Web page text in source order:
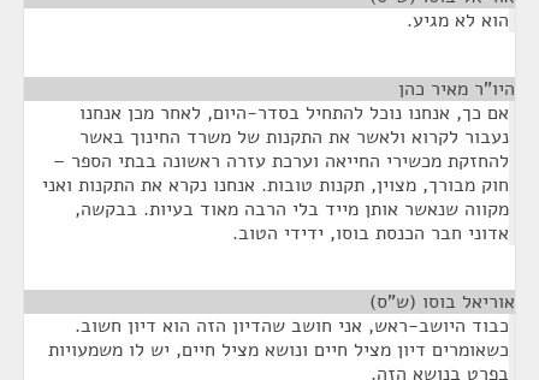
הוא לא מגיע.
היו"ר מאיר כהן
אם כך, אנחנו נוכל להתחיל בסדר-היום, לאחר מכן אנחנו
נעבור לקרוא ולאשר את התקנות של משרד החינוך באשר
להחזקת מכשירי החייאה וערכת עזרה ראשונה בבתי הספר –
חוק מבורך, מצוין, תקנות טובות. אנחנו נקרא את התקנות ואני
מקווה שנאשר אותן מייד בלי הרבה מאוד בעיות. בבקשה,
אדוני חבר הכנסת בוסו, ידידי הטוב.
אוריאל בוסו (ש"ס)
כבוד היושב-ראש, אני חושב שהדיון הזה הוא דיון חשוב.
כשאומרים דיון מציל חיים ונושא מציל חיים, יש לו משמעויות
בפרט בנושא הזה.